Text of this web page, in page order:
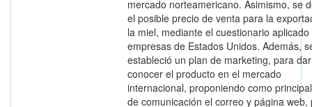
mercado norteamericano. Asimismo, se
el posible precio de venta para la
la miel, mediante el cuestionario aplicado
empresas de Estados Unidos. Además,
estableció un plan de marketing, para
conocer el producto en el mercado
internacional, proponiendo como
de comunicación el correo y página web,